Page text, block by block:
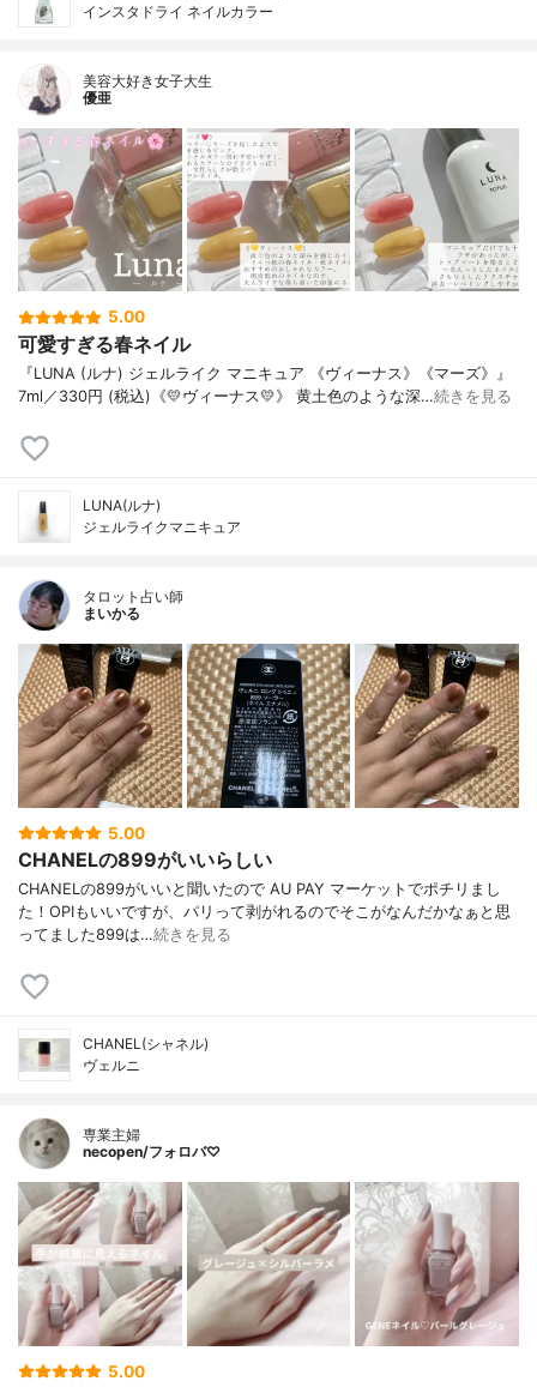
インスタドライ ネイルカラー
美容大好き女子大生
優亜
5.00
可愛すぎる春ネイル
『LUNA (ルナ) ジェルライク マニキュア 《ヴィーナス》《マーズ》』
7ml／330円 (税込)《💛ヴィーナス💛》 黄土色のような深…続きを見る
LUNA(ルナ)
ジェルライクマニキュア
タロット占い師
まいかる
5.00
CHANELの899がいいらしい
CHANELの899がいいと聞いたので AU PAY マーケットでポチリまし
た！OPIもいいですが、パリって剥がれるのでそこがなんだかなぁと思
ってました899は…続きを見る
CHANEL(シャネル)
ヴェルニ
専業主婦
necopen/フォロバ♡
5.00